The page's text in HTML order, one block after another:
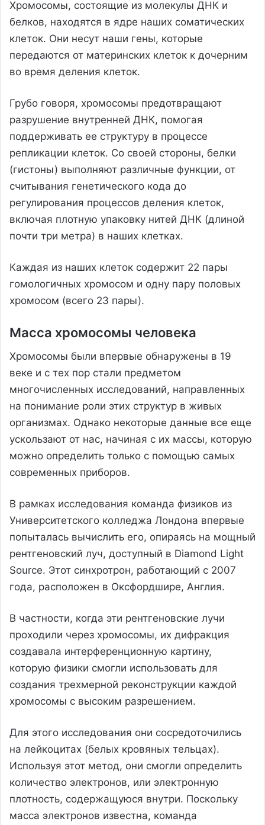
Хромосомы, состоящие из молекулы ДНК и
белков, находятся в ядре наших соматических
клеток. Они несут наши гены, которые
передаются от материнских клеток к дочерним
во время деления клеток.
Грубо говоря, хромосомы предотвращают
разрушение внутренней ДНК, помогая
поддерживать ее структуру в процессе
репликации клеток. Со своей стороны, белки
(гистоны) выполняют различные функции, от
считывания генетического кода до
регулирования процессов деления клеток,
включая плотную упаковку нитей ДНК (длиной
почти три метра) в наших клетках.
Каждая из наших клеток содержит 22 пары
гомологичных хромосом и одну пару половых
хромосом (всего 23 пары).
Масса хромосомы человека
Хромосомы были впервые обнаружены в 19
веке и с тех пор стали предметом
многочисленных исследований, направленных
на понимание роли этих структур в живых
организмах. Однако некоторые данные все еще
ускользают от нас, начиная с их массы, которую
можно определить только с помощью самых
современных приборов.
В рамках исследования команда физиков из
Университетского колледжа Лондона впервые
попыталась вычислить его, опираясь на мощный
рентгеновский луч, доступный в Diamond Light
Source. Этот синхротрон, работающий с 2007
года, расположен в Оксфордшире, Англия.
В частности, когда эти рентгеновские лучи
проходили через хромосомы, их дифракция
создавала интерференционную картину,
которую физики смогли использовать для
создания трехмерной реконструкции каждой
хромосомы с высоким разрешением.
Для этого исследования они сосредоточились
на лейкоцитах (белых кровяных тельцах).
Используя этот метод, они смогли определить
количество электронов, или электронную
плотность, содержащуюся внутри. Поскольку
масса электронов известна, команда